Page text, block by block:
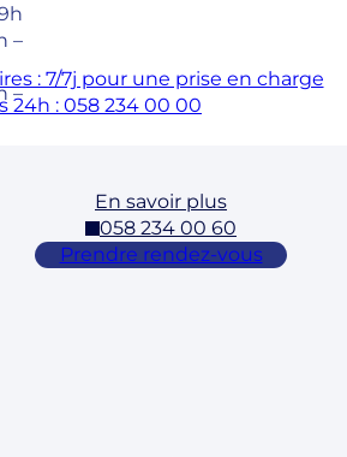
–
–
En savoir plus
058 234 00 60
Prendre rendez-vous
: 7/7j pour une prise en charge
24h : 058 234 00 00